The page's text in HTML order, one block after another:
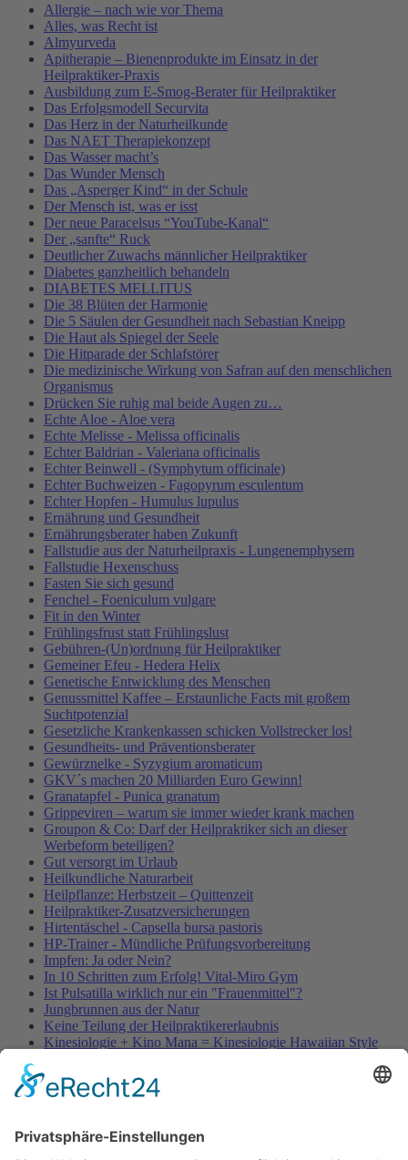
Allergie – nach wie vor Thema
Alles, was Recht ist
Almyurveda
Apitherapie – Bienenprodukte im Einsatz in der
Heilpraktiker-Praxis
Ausbildung zum E-Smog-Berater für Heilpraktiker
Das Erfolgsmodell Securvita
Das Herz in der Naturheilkunde
Das NAET Therapiekonzept
Das Wasser macht’s
Das Wunder Mensch
Das „Asperger Kind“ in der Schule
Der Mensch ist, was er isst
Der neue Paracelsus “YouTube-Kanal“
Der „sanfte“ Ruck
Deutlicher Zuwachs männlicher Heilpraktiker
Diabetes ganzheitlich behandeln
DIABETES MELLITUS
Die 38 Blüten der Harmonie
Die 5 Säulen der Gesundheit nach Sebastian Kneipp
Die Haut als Spiegel der Seele
Die Hitparade der Schlafstörer
Die medizinische Wirkung von Safran auf den menschlichen
Organismus
Drücken Sie ruhig mal beide Augen zu…
Echte Aloe - Aloe vera
Echte Melisse - Melissa officinalis
Echter Baldrian - Valeriana officinalis
Echter Beinwell - (Symphytum officinale)
Echter Buchweizen - Fagopyrum esculentum
Echter Hopfen - Humulus lupulus
Ernährung und Gesundheit
Ernährungsberater haben Zukunft
Fallstudie aus der Naturheilpraxis - Lungenemphysem
Fallstudie Hexenschuss
Fasten Sie sich gesund
Fenchel - Foeniculum vulgare
Fit in den Winter
Frühlingsfrust statt Frühlingslust
Gebühren-(Un)ordnung für Heilpraktiker
Gemeiner Efeu - Hedera Helix
Genetische Entwicklung des Menschen
Genussmittel Kaffee – Erstaunliche Facts mit großem
Suchtpotenzial
Gesetzliche Krankenkassen schicken Vollstrecker los!
Gesundheits- und Präventionsberater
Gewürznelke - Syzygium aromaticum
GKV´s machen 20 Milliarden Euro Gewinn!
Granatapfel - Punica granatum
Grippeviren – warum sie immer wieder krank machen
Groupon & Co: Darf der Heilpraktiker sich an dieser
Werbeform beteiligen?
Gut versorgt im Urlaub
Heilkundliche Naturarbeit
Heilpflanze: Herbstzeit – Quittenzeit
Heilpraktiker-Zusatzversicherungen
Hirtentäschel - Capsella bursa pastoris
HP-Trainer - Mündliche Prüfungsvorbereitung
Impfen: Ja oder Nein?
In 10 Schritten zum Erfolg! Vital-Miro Gym
Ist Pulsatilla wirklich nur ein "Frauenmittel"?
Jungbrunnen aus der Natur
Keine Teilung der Heilpraktikererlaubnis
Kinesiologie + Kino Mana = Kinesiologie Hawaiian Style
Kleine Würmer als Wunderheiler
Knoblauch - Allium sativum
MRSA-Killerkeime in deutschen Krankenhäusern
NATURHEILKUNDE & PSYCHOTHERAPIE HEUTE